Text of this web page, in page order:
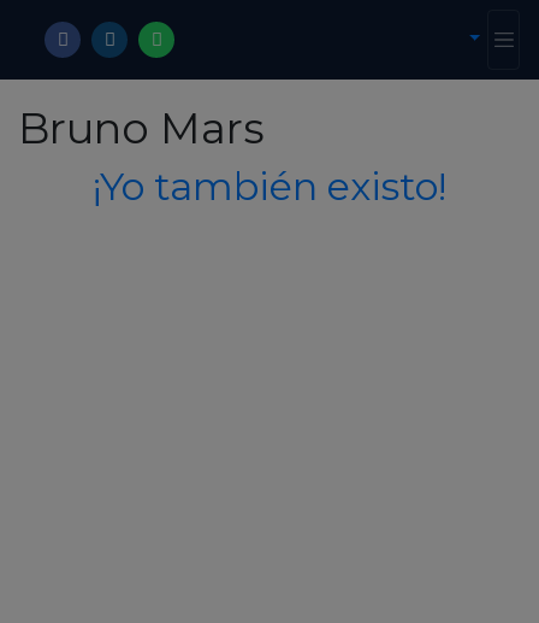
Bruno Mars
¡Yo también existo!